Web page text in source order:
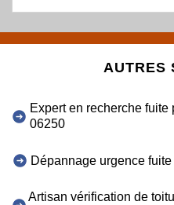
AUTRES
Expert en recherche
06250
Dépannage urgence
Artisan vérification de